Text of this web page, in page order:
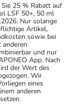
25 % Rabatt auf
LSF 50+, 50 ml
Nur solange
Artikel,
sowie bei
und nur
App. Nach
der Wert des
Wir
eines
anderen